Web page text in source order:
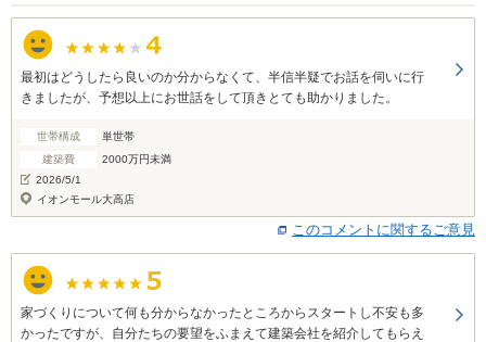
最初はどうしたら良いのか分からなくて、半信半疑でお話を伺いに行
きましたが、予想以上にお世話をして頂きとても助かりました。
世帯構成
単世帯
建築費
2000万円未満
2026/5/1
イオンモール大高店
このコメントに関するご意見
家づくりについて何も分からなかったところからスタートし不安も多
かったですが、自分たちの要望をふまえて建築会社を紹介してもらえ